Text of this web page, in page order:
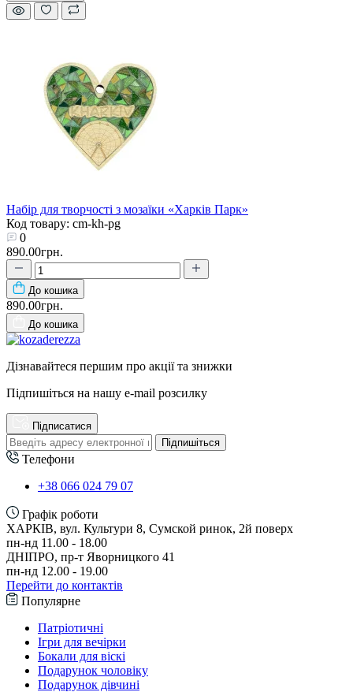
Набір для творчості з мозаїки «Харків Парк»
Код товару: cm-kh-pg
0
890.00грн.
До кошика
890.00грн.
До кошика
Дізнавайтеся першим про акції та знижки
Підпишіться на нашу e-mail розсилку
Підписатися
Підпишіться
Телефони
+38 066 024 79 07
Графік роботи
ХАРКІВ, вул. Культури 8, Сумской ринок, 2й поверх
пн-нд 11.00 - 18.00
ДНІПРО, пр-т Яворницкого 41
пн-нд 12.00 - 19.00
Перейти до контактів
Популярне
Патріотичні
Ігри для вечірки
Бокали для віскі
Подарунок чоловіку
Подарунок дівчині